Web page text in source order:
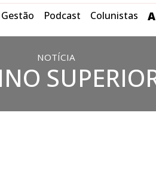
Gestão Podcast Colunistas
NOTÍCIA